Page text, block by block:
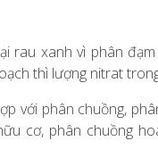
rau xanh vì phân
thì lượng nitrat
với phân chuồng,
cơ, phân chuồng